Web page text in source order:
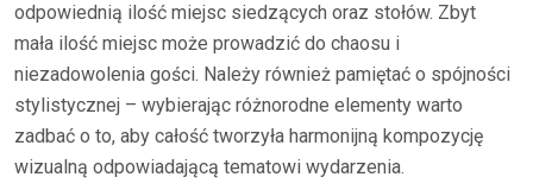
odpowiednią ilość miejsc siedzących oraz stołów. Zbyt
mała ilość miejsc może prowadzić do chaosu i
niezadowolenia gości. Należy również pamiętać o spójności
stylistycznej – wybierając różnorodne elementy warto
zadbać o to, aby całość tworzyła harmonijną kompozycję
wizualną odpowiadającą tematowi wydarzenia.